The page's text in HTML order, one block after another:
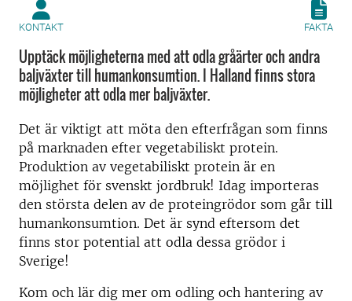
KONTAKT FAKTA
Upptäck möjligheterna med att odla gråärter och andra
baljväxter till humankonsumtion. I Halland finns stora
möjligheter att odla mer baljväxter.
Det är viktigt att möta den efterfrågan som finns
på marknaden efter vegetabiliskt protein.
Produktion av vegetabiliskt protein är en
möjlighet för svenskt jordbruk! Idag importeras
den största delen av de proteingrödor som går till
humankonsumtion. Det är synd eftersom det
finns stor potential att odla dessa grödor i
Sverige!
Kom och lär dig mer om odling och hantering av